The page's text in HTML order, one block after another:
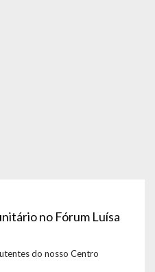
no Fórum Luísa
do nosso Centro